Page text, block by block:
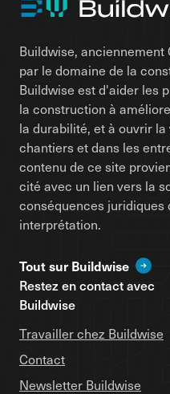
Buildwise, anciennement
par le domaine de la
Buildwise est d'aider les
la construction à
la durabilité, et à ouvrir
chantiers et dans les
contenu de ce site
cité avec un lien vers la
conséquences juridiques
interprétation.
Tout sur Buildwise
Restez en contact avec
Buildwise
Travailler chez Buildwise
Contact
Newsletter Buildwise